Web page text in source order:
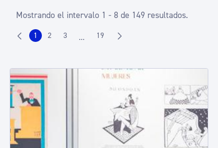
Mostrando el intervalo 1 - 8 de 149 resultados.
Página
1 Página
2 Página
3 ...Páginas intermedias Use TAB para
Página
19